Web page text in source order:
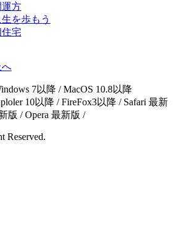
方
を歩もう
宅
へ
7以降 / MacOS 10.8以降
10以降 / FireFox3以降 / Safari 最新
版 / Opera 最新版 /
Reserved.